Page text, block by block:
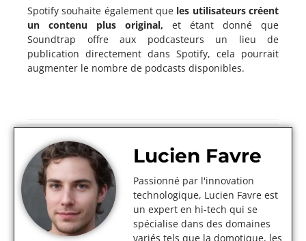
Spotify souhaite également que les utilisateurs créent
un contenu plus original, et étant donné que
Soundtrap offre aux podcasteurs un lieu de
publication directement dans Spotify, cela pourrait
augmenter le nombre de podcasts disponibles.
Lucien Favre
Passionné par l'innovation
technologique, Lucien Favre est
un expert en hi-tech qui se
spécialise dans des domaines
variés tels que la domotique, les